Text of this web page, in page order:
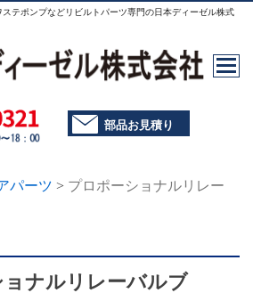
テポンプなどリビルトパーツ専門の日本ディーゼル株式
部品お見積り
パーツ > プロポーショナルリレー
ナルリレーバルブ